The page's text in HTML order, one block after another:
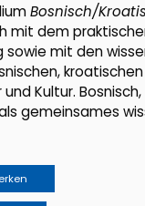
Bosnisch/
mit dem
sowie mit den
Kultur.
gemeinsames